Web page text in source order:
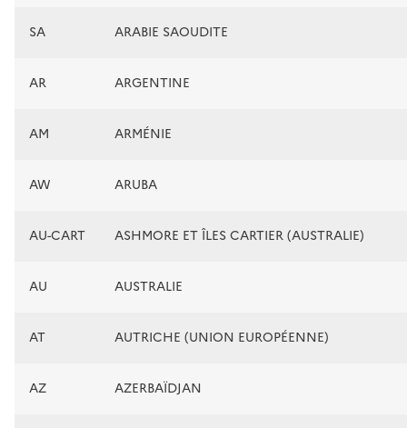
SA ARABIE SAOUDITE
AR ARGENTINE
AM ARMÉNIE
AW ARUBA
AU-CART ASHMORE ET ÎLES CARTIER (AUSTRALIE)
AU AUSTRALIE
AT AUTRICHE (UNION EUROPÉENNE)
AZ AZERBAÏDJAN